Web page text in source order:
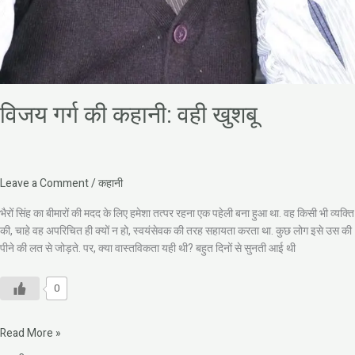
विजय गर्ग की कहानी: वही खुशबू
Leave a Comment/कहानी
भैरों सिंह का बीमारों की मदद के लिए हमेशा तत्पर रहना एक पहेली बना हुआ था. वह किसी भी व्यक्ति
की, चाहे वह अपरिचित ही क्यों न हो, स्वयंसेवक की तरह सहायता करता था. कुछ लोग इसे उस की
पीने की लत से जोड़ते. पर, क्या वास्तविकता यही थी? बहुत दिनों से सुनती आई थी
0
Read More »